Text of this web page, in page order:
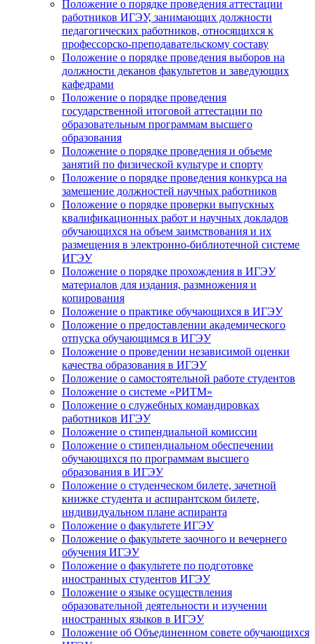
Положение о порядке проведения аттестации
работников ИГЭУ, занимающих должности
педагогических работников, относящихся к
профессорско-преподавательскому составу
Положение о порядке проведения выборов на
должности деканов факультетов и заведующих
кафедрами
Положение о порядке проведения
государственной итоговой аттестации по
образовательным программам высшего
образования
Положение о порядке проведения и объеме
занятий по физической культуре и спорту
Положение о порядке проведения конкурса на
замещение должностей научных работников
Положение о порядке проверки выпускных
квалификационных работ и научных докладов
обучающихся на объем заимствования и их
размещения в электронно-библиотечной системе
ИГЭУ
Положение о порядке прохождения в ИГЭУ
материалов для издания, размножения и
копирования
Положение о практике обучающихся в ИГЭУ
Положение о предоставлении академического
отпуска обучающимся в ИГЭУ
Положение о проведении независимой оценки
качества образования в ИГЭУ
Положение о самостоятельной работе студентов
Положение о системе «РИТМ»
Положение о служебных командировках
работников ИГЭУ
Положение о стипендиальной комиссии
Положение о стипендиальном обеспечении
обучающихся по программам высшего
образования в ИГЭУ
Положение о студенческом билете, зачетной
книжке студента и аспирантском билете,
индивидуальном плане аспиранта
Положение о факультете ИГЭУ
Положение о факультете заочного и вечернего
обучения ИГЭУ
Положение о факультете по подготовке
иностранных студентов ИГЭУ
Положение о языке осуществления
образовательной деятельности и изучении
иностранных языков в ИГЭУ
Положение об Объединенном совете обучающихся